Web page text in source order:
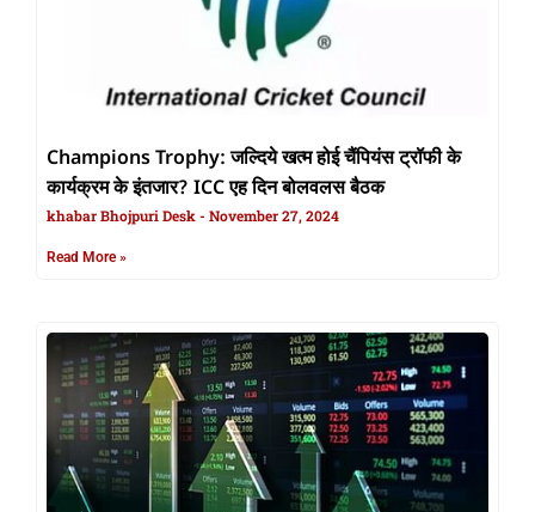
Champions Trophy: जल्दिये खत्म होई चैंपियंस ट्रॉफी के
कार्यक्रम के इंतजार? ICC एह दिन बोलवलस बैठक
khabar Bhojpuri Desk November 27, 2024
Read More »